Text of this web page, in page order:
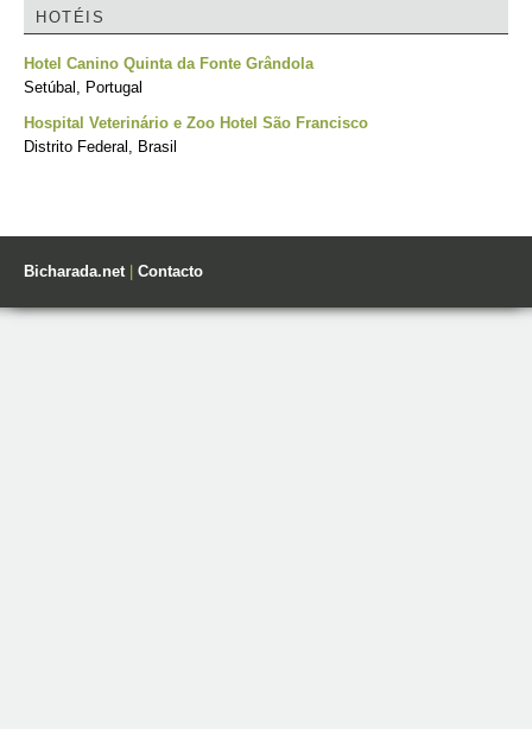
HOTÉIS
Hotel Canino Quinta da Fonte Grândola
Setúbal, Portugal
Hospital Veterinário e Zoo Hotel São Francisco
Distrito Federal, Brasil
Bicharada.net| Contacto